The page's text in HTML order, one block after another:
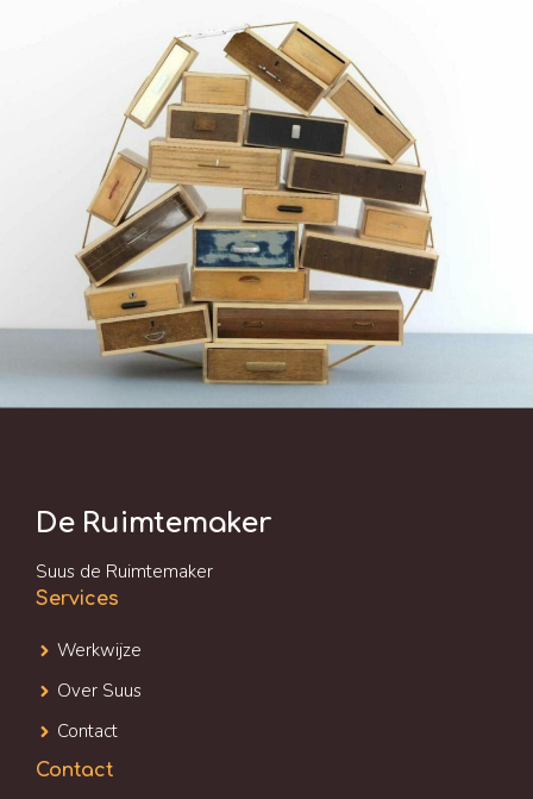
De Ruimtemaker
Suus de Ruimtemaker
Services
Werkwijze
Over Suus
Contact
Contact